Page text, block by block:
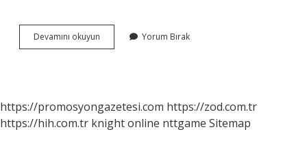
Devamını okuyun
Kavramı
Yorum Bırak
https://promosyongazetesi.com https://zod.com.tr
https://hih.com.tr knight online nttgame Sitemap